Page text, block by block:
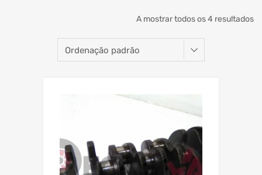
A mostrar todos os 4 resultados